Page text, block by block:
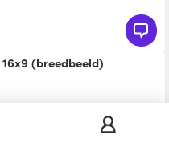
16x9 (breedbeeld)